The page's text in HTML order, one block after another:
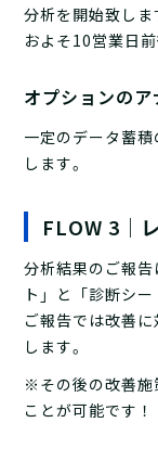
分析を開始致しま
およそ10営業日前
オプションの
一定のデータ蓄
します。
FLOW 3｜
分析結果のご報
ト」と「診断シ
ご報告では改善
します。
※その後の改善
ことが可能です！